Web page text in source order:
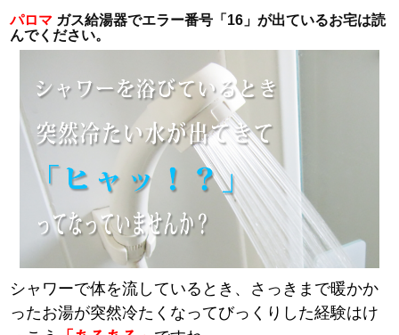
パロマ ガス給湯器でエラー番号「16」が出ているお宅は読
んでください。
シャワーで体を流しているとき、さっきまで暖かか
ったお湯が突然冷たくなってびっくりした経験はけ